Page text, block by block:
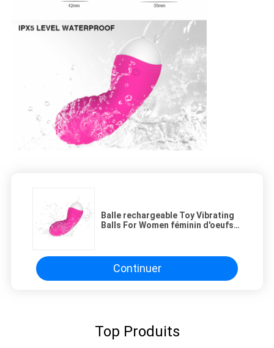
Balle rechargeable Toy Vibrating
Balls For Women féminin d'oeufs
Continuer
Top Produits